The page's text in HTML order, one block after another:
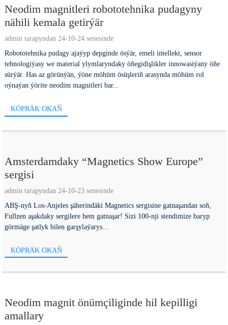
Neodim magnitleri robototehnika pudagyny
nähili kemala getirýär
admin tarapyndan 24-10-24 senesinde
Robototehnika pudagy ajaýyp depginde ösýär, emeli intellekt, sensor
tehnologiýasy we material ylymlaryndaky öňegidişlikler innowasiýany öňe
sürýär. Has az görünýän, ýöne möhüm ösüşleriň arasynda möhüm rol
oýnaýan ýörite neodim magnitleri bar...
KÖPRÄK OKAŇ
Amsterdamdaky “Magnetics Show Europe”
sergisi
admin tarapyndan 24-10-23 senesinde
ABŞ-nyň Los-Anjeles şäherindäki Magnetics sergisine gatnaşandan soň,
Fullzen aşakdaky sergilere hem gatnaşar! Sizi 100-nji stendimize baryp
görmäge şatlyk bilen garşylaýarys...
KÖPRÄK OKAŇ
Neodim magnit önümçiliginde hil kepilligi
amallary